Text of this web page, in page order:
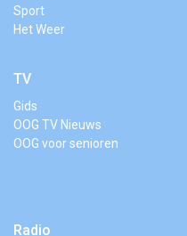
Sport
Het Weer
TV
Gids
OOG TV Nieuws
OOG voor senioren
Radio